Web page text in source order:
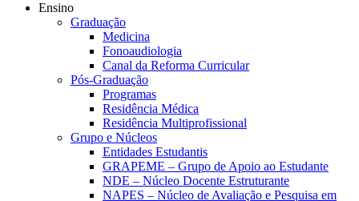
Ensino
Graduação
Medicina
Fonoaudiologia
Canal da Reforma Curricular
Pós-Graduação
Programas
Residência Médica
Residência Multiprofissional
Grupo e Núcleos
Entidades Estudantis
GRAPEME – Grupo de Apoio ao Estudante
NDE – Núcleo Docente Estruturante
NAPES – Núcleo de Avaliação e Pesquisa em